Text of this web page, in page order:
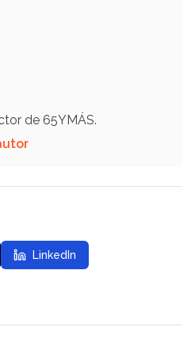
de 65YMÁS.
LinkedIn